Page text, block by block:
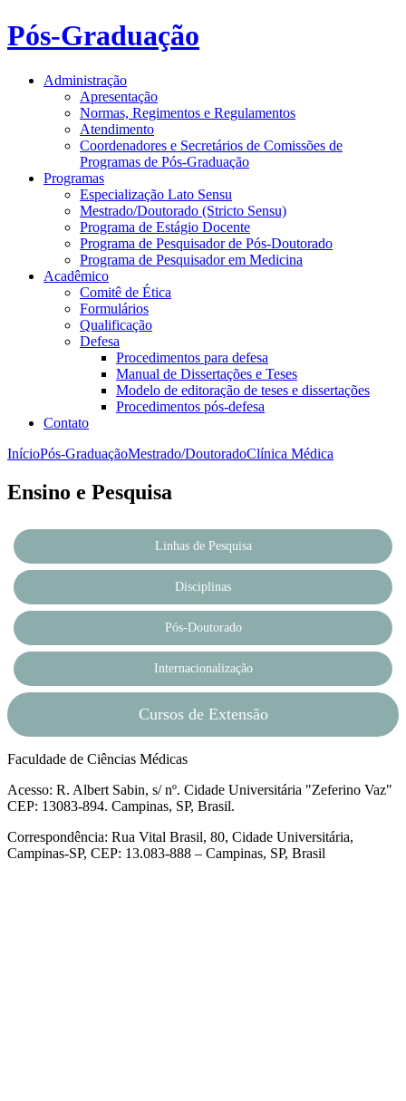
Pós-Graduação
Administração
Apresentação
Normas, Regimentos e Regulamentos
Atendimento
Coordenadores e Secretários de Comissões de
Programas de Pós-Graduação
Programas
Especialização Lato Sensu
Mestrado/Doutorado (Stricto Sensu)
Programa de Estágio Docente
Programa de Pesquisador de Pós-Doutorado
Programa de Pesquisador em Medicina
Acadêmico
Comitê de Ética
Formulários
Qualificação
Defesa
Procedimentos para defesa
Manual de Dissertações e Teses
Modelo de editoração de teses e dissertações
Procedimentos pós-defesa
Contato
InícioPós-GraduaçãoMestrado/DoutoradoClínica Médica
Ensino e Pesquisa
Linhas de Pesquisa
Disciplinas
Pós-Doutorado
Internacionalização
Cursos de Extensão
Faculdade de Ciências Médicas
Acesso: R. Albert Sabin, s/ nº. Cidade Universitária "Zeferino Vaz"
CEP: 13083-894. Campinas, SP, Brasil.
Correspondência: Rua Vital Brasil, 80, Cidade Universitária,
Campinas-SP, CEP: 13.083-888 – Campinas, SP, Brasil